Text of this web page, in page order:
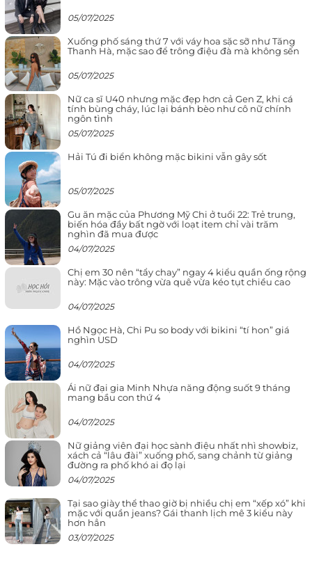
05/07/2025
Xuống phố sáng thứ 7 với váy hoa sặc sỡ như Tăng
Thanh Hà, mặc sao để trông điệu đà mà không sến
05/07/2025
Nữ ca sĩ U40 nhưng mặc đẹp hơn cả Gen Z, khi cá
tính bùng cháy, lúc lại bánh bèo như cô nữ chính
ngôn tình
05/07/2025
Hải Tú đi biển không mặc bikini vẫn gây sốt
05/07/2025
Gu ăn mặc của Phương Mỹ Chi ở tuổi 22: Trẻ trung,
biến hóa đầy bất ngờ với loạt item chỉ vài trăm
nghìn đã mua được
04/07/2025
Chị em 30 nên “tẩy chay” ngay 4 kiểu quần ống rộng
này: Mặc vào trông vừa quê vừa kéo tụt chiều cao
04/07/2025
Hồ Ngọc Hà, Chi Pu so body với bikini “tí hon” giá
nghìn USD
04/07/2025
Ái nữ đại gia Minh Nhựa năng động suốt 9 tháng
mang bầu con thứ 4
04/07/2025
Nữ giảng viên đại học sành điệu nhất nhì showbiz,
xách cả “lâu đài” xuống phố, sang chảnh từ giảng
đường ra phố khó ai đọ lại
04/07/2025
Tại sao giày thể thao giờ bị nhiều chị em “xếp xó” khi
mặc với quần jeans? Gái thanh lịch mê 3 kiểu này
hơn hẳn
03/07/2025